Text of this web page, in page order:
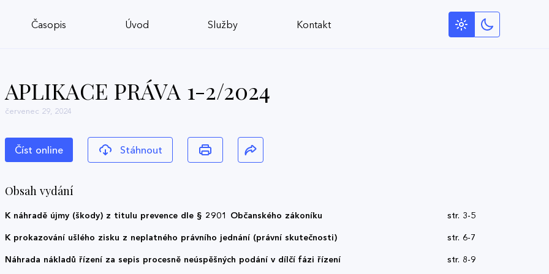
Časopis Úvod Služby Kontakt
APLIKACE PRÁVA 1-2/2024
červenec 29, 2024
Číst online Stáhnout
Obsah vydání
K náhradě újmy (škody) z titulu prevence dle § 2901 Občanského zákoníku
str. 3-5
K prokazování ušlého zisku z neplatného právního jednání (právní skutečnosti)
str. 6-7
Náhrada nákladů řízení za sepis procesně neúspěšných podání v dílčí fázi řízení
str. 8-9